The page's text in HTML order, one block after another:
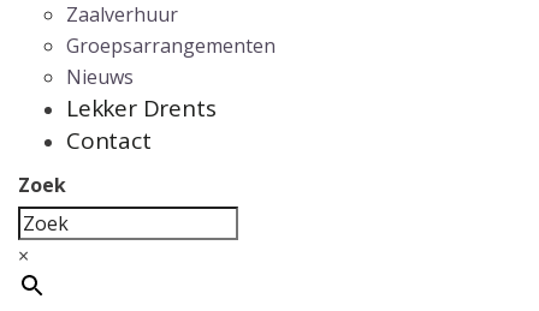
Zaalverhuur
Groepsarrangementen
Nieuws
Lekker Drents
Contact
Zoek
×